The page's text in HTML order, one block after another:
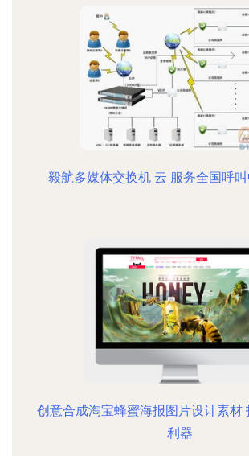
毅航多媒体交换机 云 服务全国呼
创意合成淘宝蜂蜜海报图片设计素材
利器